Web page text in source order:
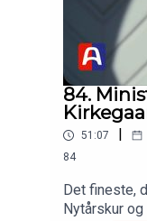
Ministertid
sommeren 2024
Denne udgave af
84.
51:07 |
84
Det fineste,
Nytårskur